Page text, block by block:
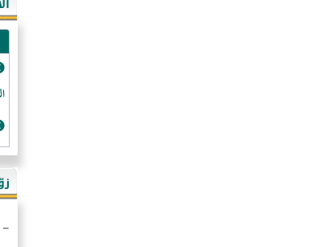
-
-
-
-
-
-
-
-